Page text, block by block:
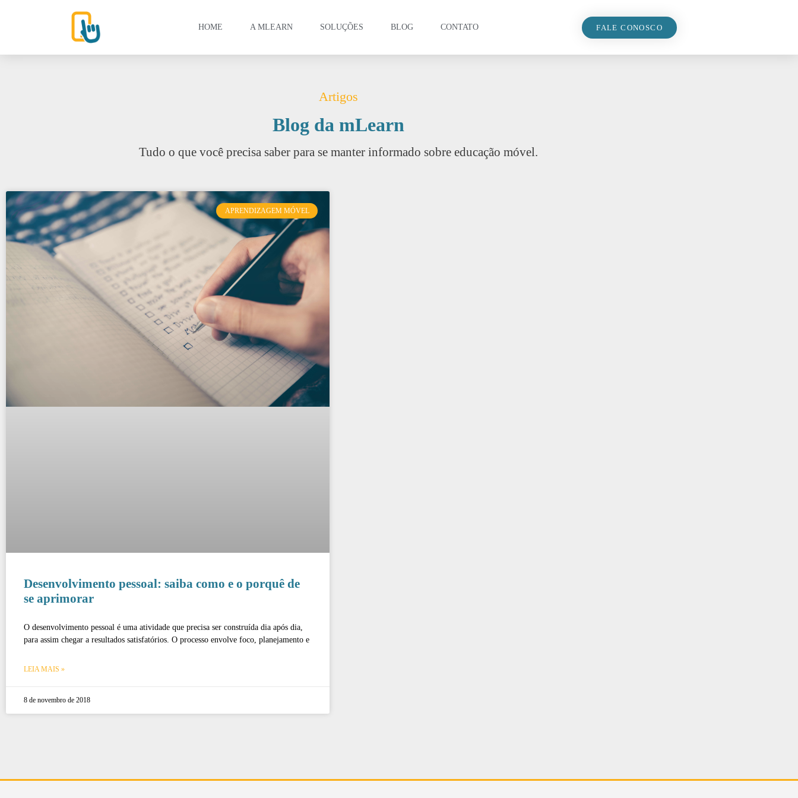
HOME A MLEARN SOLUÇÕES BLOG CONTATO FALE CONOSCO
Artigos
Blog da mLearn
Tudo o que você precisa saber para se manter informado sobre educação móvel.
APRENDIZAGEM MÓVEL
Desenvolvimento pessoal: saiba como e o porquê de
se aprimorar
O desenvolvimento pessoal é uma atividade que precisa ser construída dia após dia,
para assim chegar a resultados satisfatórios. O processo envolve foco, planejamento e
LEIA MAIS »
8 de novembro de 2018